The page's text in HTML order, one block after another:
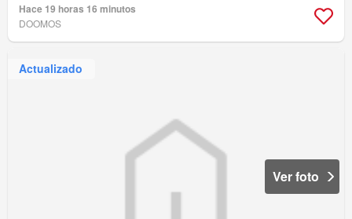
Hace 19 horas 16 minutos
DOOMOS
Actualizado
Ver foto